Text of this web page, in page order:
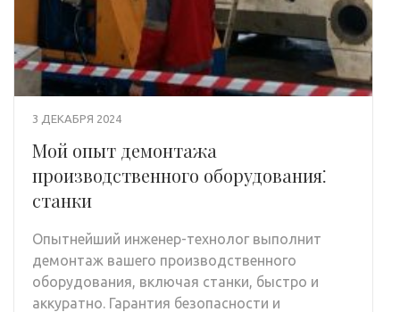
3 ДЕКАБРЯ 2024
Мой опыт демонтажа
производственного оборудования⁚
станки
Опытнейший инженер-технолог выполнит
демонтаж вашего производственного
оборудования, включая станки, быстро и
аккуратно. Гарантия безопасности и